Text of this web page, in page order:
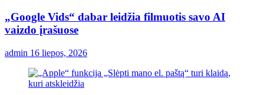
„Google Vids“ dabar leidžia filmuotis savo AI
vaizdo įrašuose
admin 16 liepos, 2026